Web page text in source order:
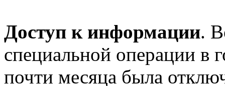
Доступ к информации.
специальной операции в
почти месяца была